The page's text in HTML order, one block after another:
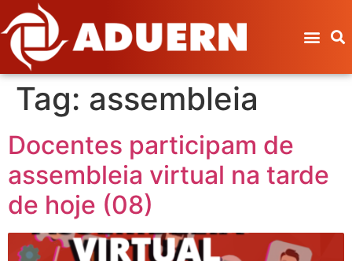
Tag: assembleia
Docentes participam de
assembleia virtual na tarde
de hoje (08)